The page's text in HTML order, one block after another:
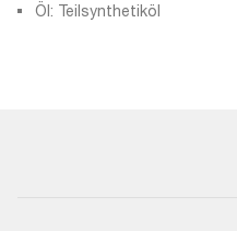
Mopar 4318060, BMW 83
Öl: Teilsynthetiköl